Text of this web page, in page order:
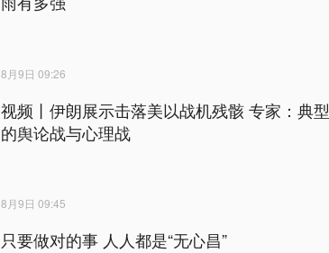
8月9日 09:26
视频丨伊朗展示击落美以战机残骸 专家：典型
的舆论战与心理战
8月9日 09:45
只要做对的事 人人都是“无心昌”